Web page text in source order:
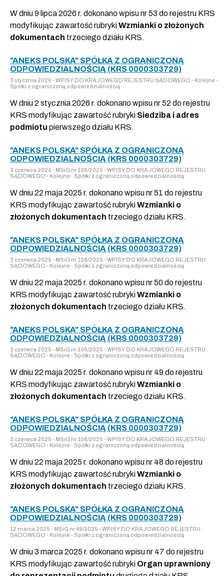
W dniu 9 lipca 2026 r. dokonano wpisu nr 53 do rejestru KRS
modyfikując zawartość rubrykiWzmianki o złożonych
dokumentach trzeciego działu KRS.
"ANEKS POLSKA" SPÓŁKA Z OGRANICZONĄ
ODPOWIEDZIALNOŚCIĄ (KRS 0000303729)
3 stycznia 2026 - WPISY DO KRAJOWEGO REJESTRU SĄDOWEGO - Kolejne -
Spółki z ograniczoną odpowiedzialnością
W dniu 2 stycznia 2026 r. dokonano wpisu nr 52 do rejestru
KRS modyfikując zawartość rubryki Siedziba i adres
podmiotu pierwszego działu KRS.
"ANEKS POLSKA" SPÓŁKA Z OGRANICZONĄ
ODPOWIEDZIALNOŚCIĄ (KRS 0000303729)
3 czerwca 2025 - MSiG nr 106/2025 - WPISY DO KRAJOWEGO REJESTRU
SĄDOWEGO - Kolejne - Spółki z ograniczoną odpowiedzialnością
W dniu 22 maja 2025 r. dokonano wpisu nr 51 do rejestru
KRS modyfikując zawartość rubrykiWzmianki o
złożonych dokumentach trzeciego działu KRS.
"ANEKS POLSKA" SPÓŁKA Z OGRANICZONĄ
ODPOWIEDZIALNOŚCIĄ (KRS 0000303729)
3 czerwca 2025 - MSiG nr 106/2025 - WPISY DO KRAJOWEGO REJESTRU
SĄDOWEGO - Kolejne - Spółki z ograniczoną odpowiedzialnością
W dniu 22 maja 2025 r. dokonano wpisu nr 50 do rejestru
KRS modyfikując zawartość rubrykiWzmianki o
złożonych dokumentach trzeciego działu KRS.
"ANEKS POLSKA" SPÓŁKA Z OGRANICZONĄ
ODPOWIEDZIALNOŚCIĄ (KRS 0000303729)
3 czerwca 2025 - MSiG nr 106/2025 - WPISY DO KRAJOWEGO REJESTRU
SĄDOWEGO - Kolejne - Spółki z ograniczoną odpowiedzialnością
W dniu 22 maja 2025 r. dokonano wpisu nr 49 do rejestru
KRS modyfikując zawartość rubrykiWzmianki o
złożonych dokumentach trzeciego działu KRS.
"ANEKS POLSKA" SPÓŁKA Z OGRANICZONĄ
ODPOWIEDZIALNOŚCIĄ (KRS 0000303729)
3 czerwca 2025 - MSiG nr 106/2025 - WPISY DO KRAJOWEGO REJESTRU
SĄDOWEGO - Kolejne - Spółki z ograniczoną odpowiedzialnością
W dniu 22 maja 2025 r. dokonano wpisu nr 48 do rejestru
KRS modyfikując zawartość rubrykiWzmianki o
złożonych dokumentach trzeciego działu KRS.
"ANEKS POLSKA" SPÓŁKA Z OGRANICZONĄ
ODPOWIEDZIALNOŚCIĄ (KRS 0000303729)
12 marca 2025 - MSiG nr 49/2025 - WPISY DO KRAJOWEGO REJESTRU
SĄDOWEGO - Kolejne - Spółki z ograniczoną odpowiedzialnością
W dniu 3 marca 2025 r. dokonano wpisu nr 47 do rejestru
KRS modyfikując zawartość rubryki Organ uprawniony